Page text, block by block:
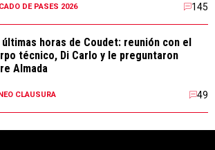
DE PASES 2026 145
últimas horas de Coudet: reunión con el
técnico, Di Carlo y le preguntaron
Almada
CLAUSURA 49